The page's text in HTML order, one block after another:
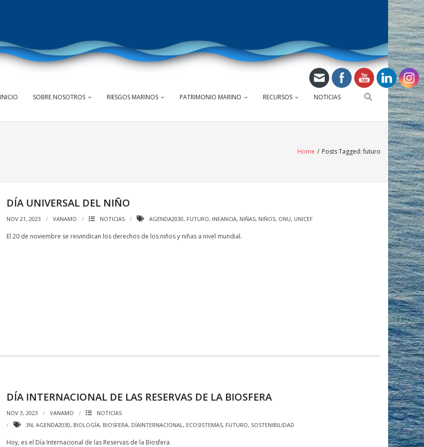
INICIO SOBRE NOSOTROS RIESGOS MARINOS PATRIMONIO MARINO RECURSOS NOTICIAS
Home / Posts Tagged:futuro
DÍA UNIVERSAL DEL NIÑO
NOV 21, 2023 VANAMO NOTICIAS AGENDA2030, FUTURO, INFANCIA, NIÑAS, NIÑOS, ONU, UNICEF
El 20 de noviembre se reivindican los derechos de los niños y niñas a nivel mundial.
DÍA INTERNACIONAL DE LAS RESERVAS DE LA BIOSFERA
NOV 3, 2023 VANAMO
NOTICIAS
3N, AGENDA2030, BIOLOGÍA, BIOSFERA, DÍAINTERNACIONAL, ECOSISTEMAS, FUTURO, SOSTENIBILIDAD
Hoy, es el Día Internacional de las Reservas de la Biosfera.